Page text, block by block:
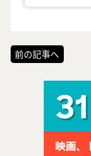
前の記事へ